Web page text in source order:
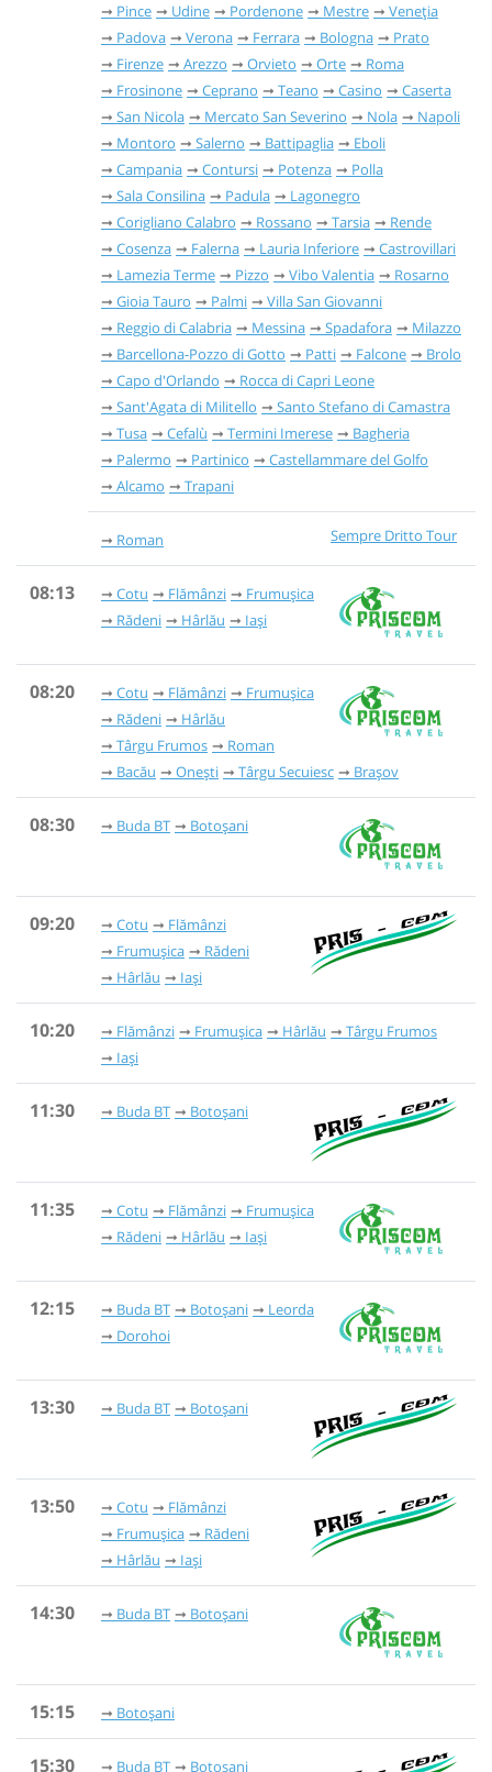
Pince
Udine Pordenone Mestre
Veneția
Padova
Verona Ferrara Bologna
Prato
Firenze
Arezzo Orvieto Orte
Roma
Frosinone
Ceprano Teano Casino
Caserta
San Nicola
Mercato San Severino Nola
Napoli
Montoro
Salerno Battipaglia
Eboli
Campania
Contursi Potenza
Polla
Sala Consilina
Padula
Lagonegro
Corigliano Calabro
Rossano Tarsia
Rende
Cosenza
Falerna Lauria Inferiore
Castrovillari
Lamezia Terme
Pizzo Vibo Valentia
Rosarno
Gioia Tauro
Palmi
Villa San Giovanni
Reggio di Calabria
Messina Spadafora
Milazzo
Barcellona-Pozzo di Gotto
Patti Falcone
Brolo
Capo d'Orlando
Rocca di Capri Leone
Sant'Agata di Militello
Santo Stefano di Camastra
Tusa
Cefalù Termini Imerese
Bagheria
Palermo
Partinico
Castellammare del Golfo
Alcamo
Trapani
Sempre Dritto Tour
Roman
08:13 Cotu Flămânzi
Frumușica
Rădeni
Hârlău Iași
08:20 Cotu Flămânzi
Frumușica
Rădeni
Hârlău
Târgu Frumos
Roman
Bacău
Onești Târgu Secuiesc Brașov
08:30 Buda BT Botoșani
09:20 Cotu
Flămânzi
Frumușica
Rădeni
Hârlău
Iași
10:20 Flămânzi Frumușica Hârlău
Târgu Frumos
Iași
11:30 Buda BT Botoșani
11:35 Cotu Flămânzi
Frumușica
Rădeni
Hârlău Iași
12:15 Buda BT Botoșani
Leorda
Dorohoi
13:30 Buda BT Botoșani
13:50 Cotu
Flămânzi
Frumușica
Rădeni
Hârlău
Iași
14:30 Buda BT Botoșani
15:15 Botoșani
15:30 Buda BT Botoșani